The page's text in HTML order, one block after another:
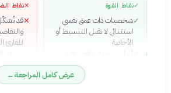
✓نقاط القوة
✓شخصيات ذات عمق نفسي
استثنائي لا تقبل التبسيط أو
الأحادية
أسلوب سردي واقعي دقيق
يُحوّل التاريخ إلى «حي
مشهود» من خلال التفاصيل
المعمارية والاجتماعية
✕نقاط
✕قد
للقارئ
بسياق
✕
مواضع
السرد
عرض كامل المراجعة←